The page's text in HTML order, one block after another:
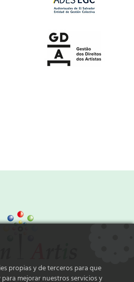
propias y de terceros para que
mejorar nuestros servicios y